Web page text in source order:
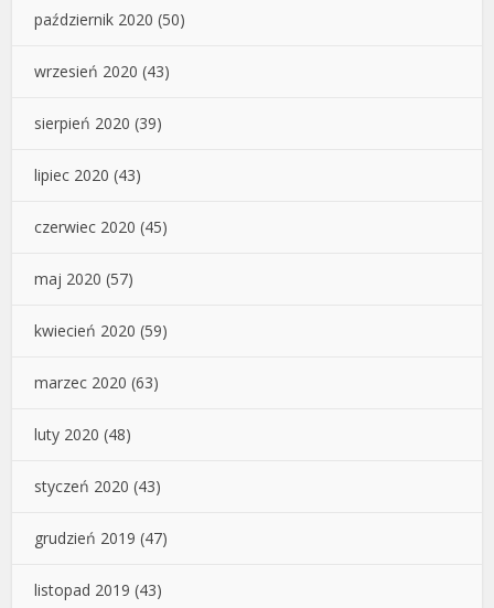
październik 2020 (50)
wrzesień 2020 (43)
sierpień 2020 (39)
lipiec 2020 (43)
czerwiec 2020 (45)
maj 2020 (57)
kwiecień 2020 (59)
marzec 2020 (63)
luty 2020 (48)
styczeń 2020 (43)
grudzień 2019 (47)
listopad 2019 (43)